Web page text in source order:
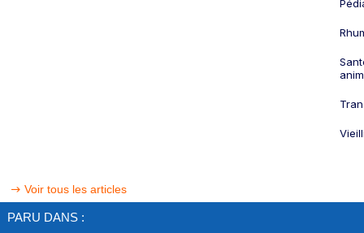
Voir tous les articles
PARU DANS :